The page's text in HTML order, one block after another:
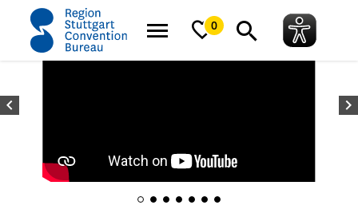
0
Startseite V8 HOTEL MOTORWORLD Region Stuttgart